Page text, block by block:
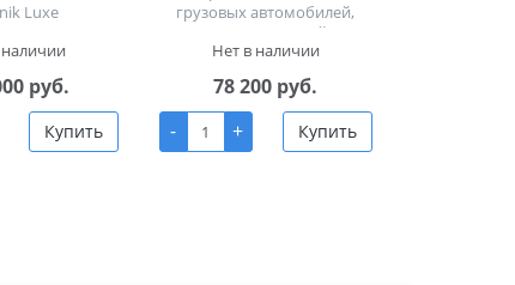
Luxe
руб.
Купить
грузовых автомобилей,
гидравлический
Нет в наличии
78 200 руб.
-
+ Купить